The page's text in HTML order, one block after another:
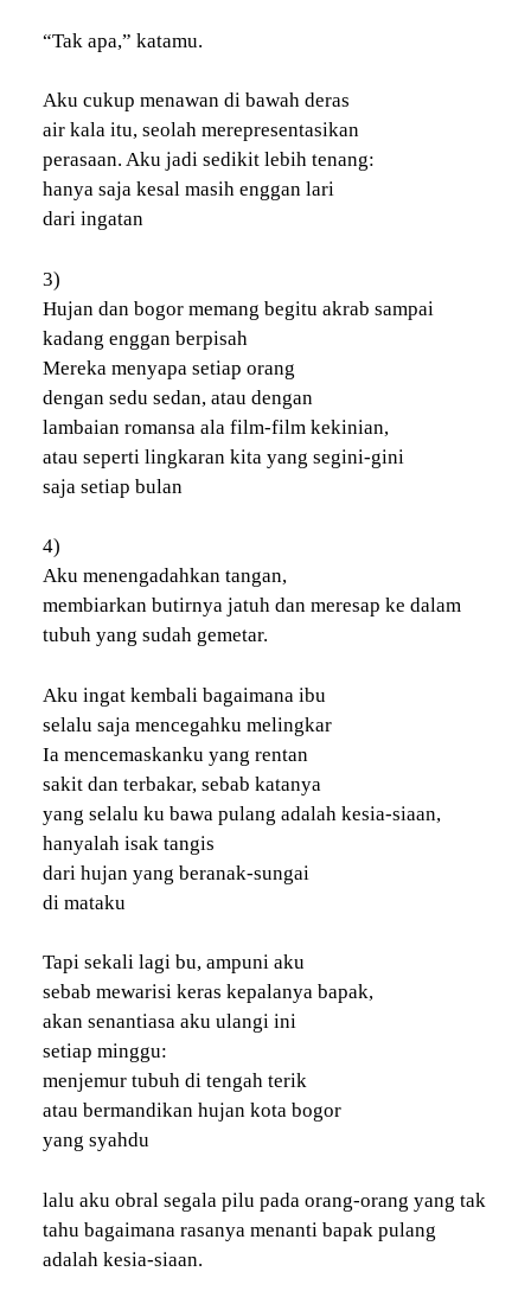
“Tak apa,” katamu.
Aku cukup menawan di bawah deras
air kala itu, seolah merepresentasikan
perasaan. Aku jadi sedikit lebih tenang:
hanya saja kesal masih enggan lari
dari ingatan
3)
Hujan dan bogor memang begitu akrab sampai
kadang enggan berpisah
Mereka menyapa setiap orang
dengan sedu sedan, atau dengan
lambaian romansa ala film-film kekinian,
atau seperti lingkaran kita yang segini-gini
saja setiap bulan
4)
Aku menengadahkan tangan,
membiarkan butirnya jatuh dan meresap ke dalam
tubuh yang sudah gemetar.
Aku ingat kembali bagaimana ibu
selalu saja mencegahku melingkar
Ia mencemaskanku yang rentan
sakit dan terbakar, sebab katanya
yang selalu ku bawa pulang adalah kesia-siaan,
hanyalah isak tangis
dari hujan yang beranak-sungai
di mataku
Tapi sekali lagi bu, ampuni aku
sebab mewarisi keras kepalanya bapak,
akan senantiasa aku ulangi ini
setiap minggu:
menjemur tubuh di tengah terik
atau bermandikan hujan kota bogor
yang syahdu
lalu aku obral segala pilu pada orang-orang yang tak
tahu bagaimana rasanya menanti bapak pulang
adalah kesia-siaan.